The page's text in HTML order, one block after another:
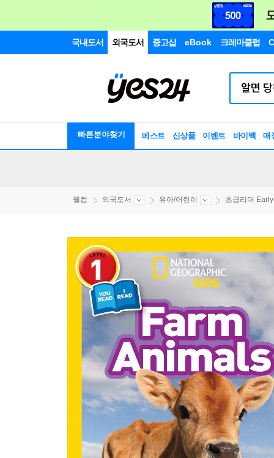
국내도서 외국도서 중고샵 eBook 크레마클럽
빠른분야찾기 베스트 신상품 이벤트 바이백 매
웰컴 외국도서 유아/어린이 초급리더